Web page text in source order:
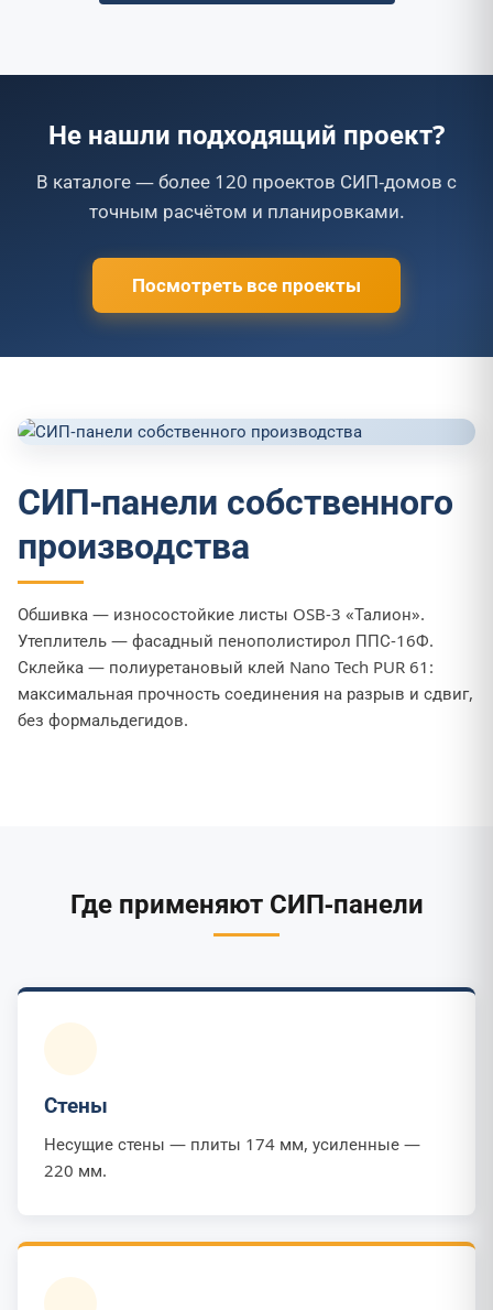
Не нашли подходящий проект?
В каталоге — более 120 проектов СИП-домов с
точным расчётом и планировками.
Посмотреть все проекты
СИП-панели собственного
производства
Обшивка — износостойкие листы OSB-3 «Талион».
Утеплитель — фасадный пенополистирол ППС-16Ф.
Склейка — полиуретановый клей Nano Tech PUR 61:
максимальная прочность соединения на разрыв и сдвиг,
без формальдегидов.
Где применяют СИП-панели
Стены
Несущие стены — плиты 174 мм, усиленные —
220 мм.